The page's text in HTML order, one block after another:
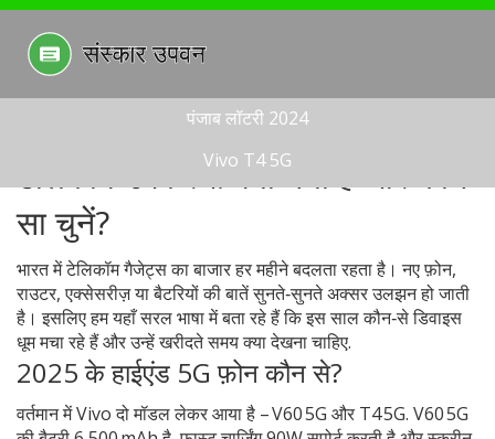
पंजाब लॉटरी 2024
Vivo T4 5G
टेलिकॉम उपकरण: क्या नया है और कौन
सा चुनें?
भारत में टेलिकॉम गैजेट्स का बाजार हर महीने बदलता रहता है। नए फ़ोन,
राउटर, एक्सेसरीज़ या बैटरियों की बातें सुनते‑सुनते अक्सर उलझन हो जाती
है। इसलिए हम यहाँ सरल भाषा में बता रहे हैं कि इस साल कौन‑से डिवाइस
धूम मचा रहे हैं और उन्हें खरीदते समय क्या देखना चाहिए.
2025 के हाईएंड 5G फ़ोन कौन से?
वर्तमान में Vivo दो मॉडल लेकर आया है – V60 5G और T4 5G. V60 5G